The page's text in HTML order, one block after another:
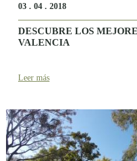
03 . 04 . 2018
DESCUBRE LOS
VALENCIA
Leer más